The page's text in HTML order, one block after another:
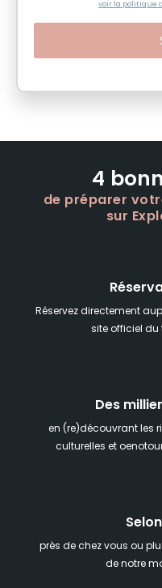
voir la politique
4
de préparer
sur
Réservez directement
site officiel du
Des
en (re)découvrant les
culturelles et
près de chez vous ou
de notre